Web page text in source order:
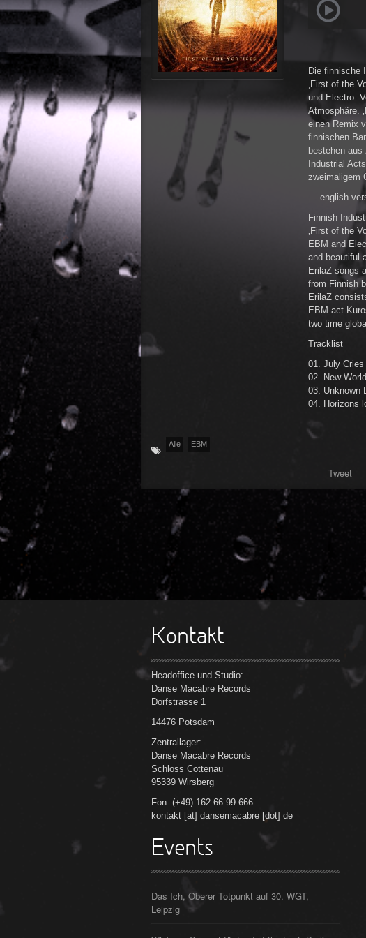
Die finnische
‚First of the
und Electro.
Atmosphäre.
einen Remix
finnischen
bestehen
Industrial
zweimaligem
— english
Finnish
‚First of the
EBM and
and beautiful
ErilaZ songs
from Finnish
ErilaZ
EBM act
two time
Tracklist
01. July Cries
02. New
03. Unknown
04. Horizons
Alle EBM
Tweet
Kontakt
Headoffice und Studio:
Danse Macabre Records
Dorfstrasse 1
14476 Potsdam
Zentrallager:
Danse Macabre Records
Schloss Cottenau
95339 Wirsberg
Fon: (+49) 162 66 99 666
kontakt [at] dansemacabre [dot] de
Events
Das Ich, Oberer Totpunkt auf 30. WGT,
Leipzig